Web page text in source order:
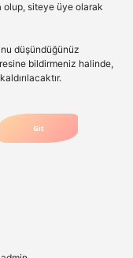
olup, siteye üye olarak
düşündüğünüz
bildirmeniz halinde,